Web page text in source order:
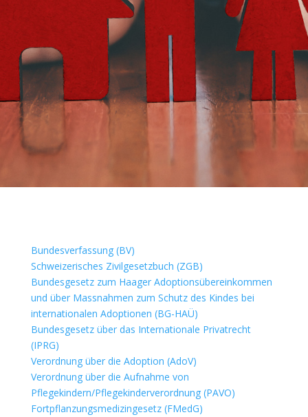
Bundesverfassung (BV)
Schweizerisches Zivilgesetzbuch (ZGB)
Bundesgesetz zum Haager Adoptionsübereinkommen
und über Massnahmen zum Schutz des Kindes bei
internationalen Adoptionen (BG-HAÜ)
Bundesgesetz über das Internationale Privatrecht
(IPRG)
Verordnung über die Adoption (AdoV)
Verordnung über die Aufnahme von
Pflegekindern/Pflegekinderverordnung (PAVO)
Fortpflanzungsmedizingesetz (FMedG)